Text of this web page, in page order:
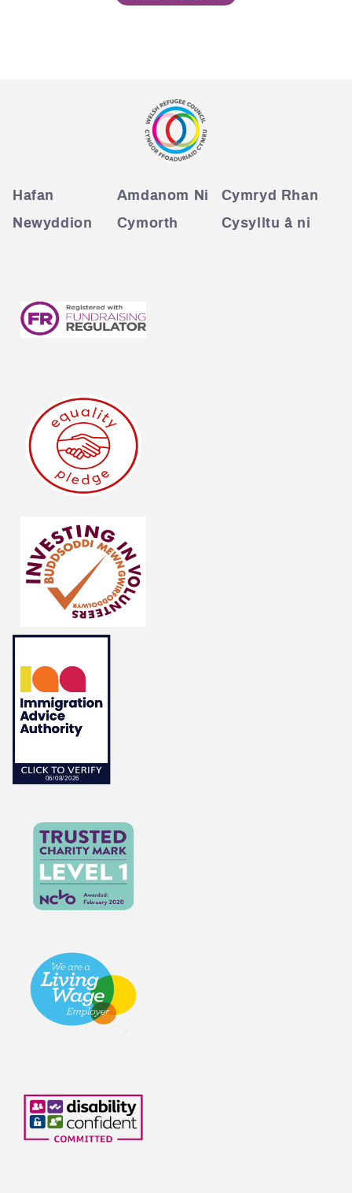
Hafan Amdanom Ni
Cymryd Rhan
Newyddion
Cymorth Cysylltu â ni